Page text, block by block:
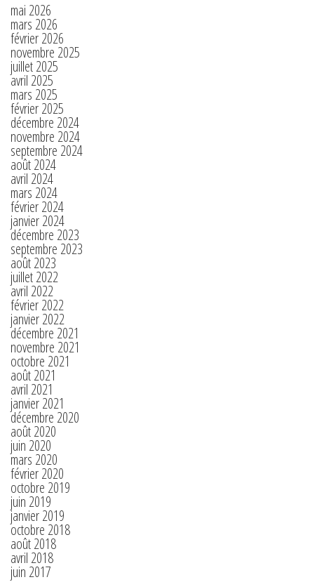
mai 2026
mars 2026
février 2026
novembre 2025
juillet 2025
avril 2025
mars 2025
février 2025
décembre 2024
novembre 2024
septembre 2024
août 2024
avril 2024
mars 2024
février 2024
janvier 2024
décembre 2023
septembre 2023
août 2023
juillet 2022
avril 2022
février 2022
janvier 2022
décembre 2021
novembre 2021
octobre 2021
août 2021
avril 2021
janvier 2021
décembre 2020
août 2020
juin 2020
mars 2020
février 2020
octobre 2019
juin 2019
janvier 2019
octobre 2018
août 2018
avril 2018
juin 2017